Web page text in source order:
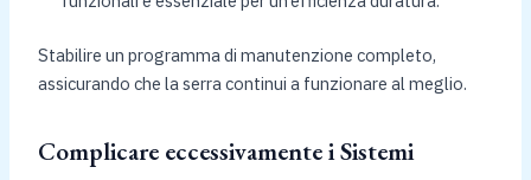
Stabilire un programma di manutenzione completo,
assicurando che la serra continui a funzionare al meglio.
Complicare eccessivamente i Sistemi